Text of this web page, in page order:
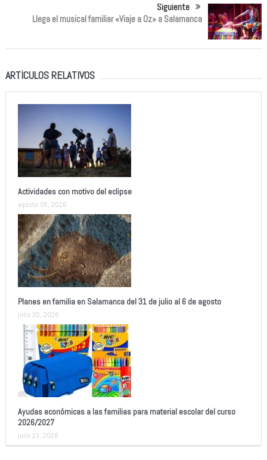
Siguiente
Llega el musical familiar «Viaje a Oz» a Salamanca
ARTÍCULOS RELATIVOS
Actividades con motivo del eclipse
agosto 05, 2026
Planes en familia en Salamanca del 31 de julio al 6 de agosto
julio 30, 2026
Ayudas económicas a las familias para material escolar del curso
2026/2027
julio 23, 2026